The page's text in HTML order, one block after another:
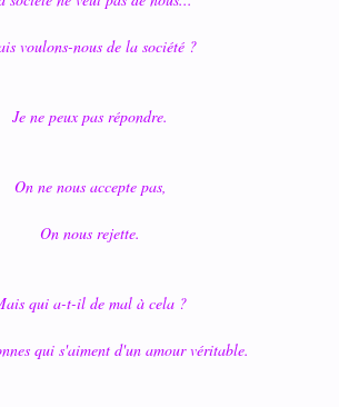
voulons-nous de la société ?
Je ne peux pas répondre.
On ne nous accepte pas,
On nous rejette.
qui a-t-il de mal à cela ?
qui s'aiment d'un amour véritable.